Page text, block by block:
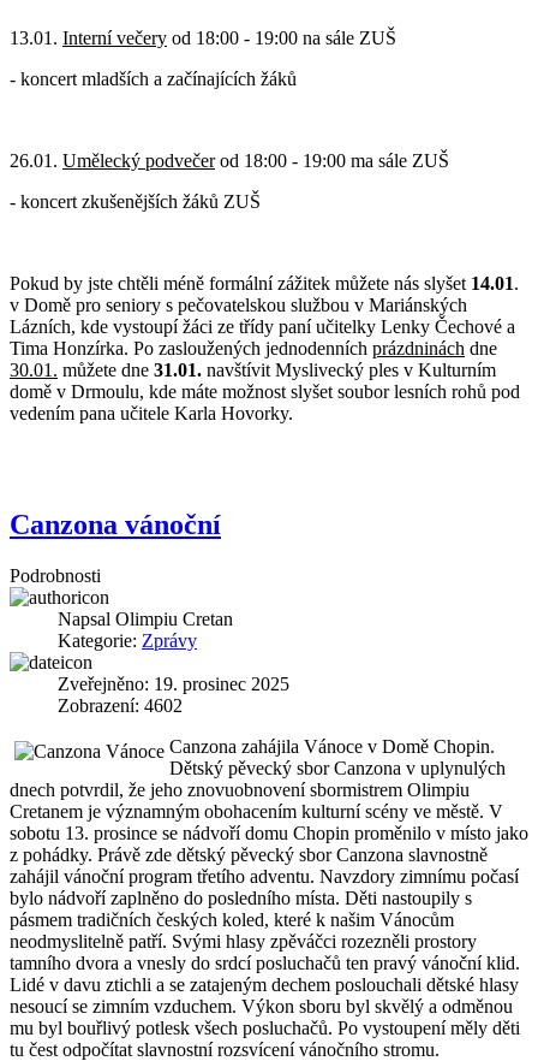
13.01. Interní večery od 18:00 - 19:00 na sále ZUŠ
- koncert mladších a začínajících žáků
26.01. Umělecký podvečerod 18:00 - 19:00 ma sále ZUŠ
- koncert zkušenějších žáků ZUŠ
Pokud by jste chtěli méně formální zážitek můžete nás slyšet 14.01.
v Domě pro seniory s pečovatelskou službou v Mariánských
Lázních, kde vystoupí žáci ze třídy paní učitelky Lenky Čechové a
Tima Honzírka. Po zasloužených jednodenních prázdninách dne
30.01. můžete dne 31.01. navštívit Myslivecký ples v Kulturním
domě v Drmoulu, kde máte možnost slyšet soubor lesních rohů pod
vedením pana učitele Karla Hovorky.
Canzona vánoční
Podrobnosti
Napsal Olimpiu Cretan
Kategorie: Zprávy
Zveřejněno: 19. prosinec 2025
Zobrazení: 4602
Canzona zahájila Vánoce v Domě Chopin.
Dětský pěvecký sbor Canzona v uplynulých
dnech potvrdil, že jeho znovuobnovení sbormistrem Olimpiu
Cretanem je významným obohacením kulturní scény ve městě. V
sobotu 13. prosince se nádvoří domu Chopin proměnilo v místo jako
z pohádky. Právě zde dětský pěvecký sbor Canzona slavnostně
zahájil vánoční program třetího adventu. Navzdory zimnímu počasí
bylo nádvoří zaplněno do posledního místa. Děti nastoupily s
pásmem tradičních českých koled, které k našim Vánocům
neodmyslitelně patří. Svými hlasy zpěváčci rozezněli prostory
tamního dvora a vnesly do srdcí posluchačů ten pravý vánoční klid.
Lidé v davu ztichli a se zatajeným dechem poslouchali dětské hlasy
nesoucí se zimním vzduchem. Výkon sboru byl skvělý a odměnou
mu byl bouřlivý potlesk všech posluchačů. Po vystoupení měly děti
tu čest odpočítat slavnostní rozsvícení vánočního stromu.